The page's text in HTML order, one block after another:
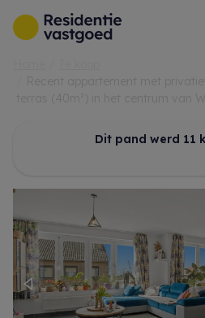
Menu overslaan en naar de
Dit pand werd 11
Previous